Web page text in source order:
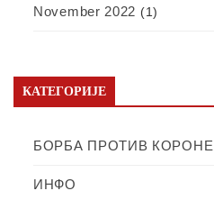
November 2022 (1)
КАТЕГОРИЈЕ
БОРБА ПРОТИВ КОРОНЕ
ИНФО